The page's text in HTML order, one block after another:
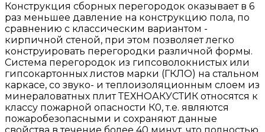
Конструкция сборных перегородок оказывает в 6
раз меньшее давление на конструкцию пола, по
сравнению с классическим вариантом -
кирпичной стеной, при этом позволяет легко
конструировать перегородки различной формы.
Система перегородок из гипсоволокнистых или
гипсокартонных листов марки (ГКЛО) на стальном
каркасе, со звуко- и теплоизоляционным слоем из
минераловатных плит ТЕХНОАКУСТИК относятся к
классу пожарной опасности К0, т.е. являются
пожаробезопасными и сохраняют данные